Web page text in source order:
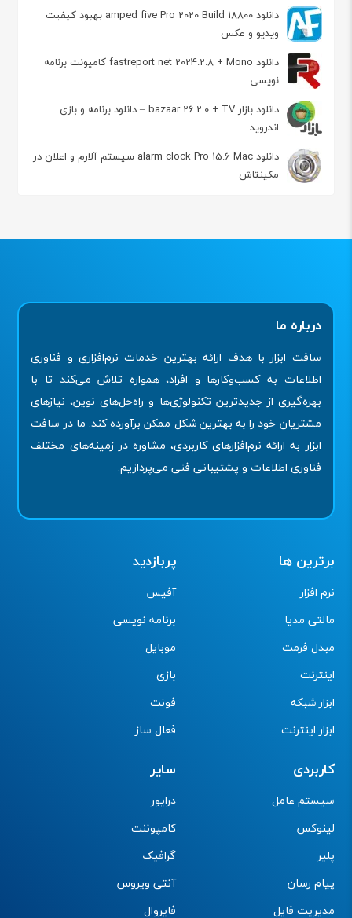
دانلود amped five Pro 2020 Build 18800 بهبود کیفیت
ویدیو و عکس
دانلود fastreport net 2024.2.8 + Mono کامپونت برنامه
نویسی
دانلود بازار bazaar 26.2.0 + TV – دانلود برنامه و بازی
اندروید
دانلود alarm clock Pro 15.6 Mac سیستم آلارم و اعلان در
مکینتاش
درباره ما
سافت ابزار با هدف ارائه بهترین خدمات نرم‌افزاری و فناوری
اطلاعات به کسب‌وکارها و افراد، همواره تلاش می‌کند تا با
بهره‌گیری از جدیدترین تکنولوژی‌ها و راه‌حل‌های نوین، نیازهای
مشتریان خود را به بهترین شکل ممکن برآورده کند. ما در سافت
ابزار به ارائه نرم‌افزارهای کاربردی، مشاوره در زمینه‌های مختلف
فناوری اطلاعات و پشتیبانی فنی می‌پردازیم.
برترین ها
نرم افزار
مالتی مدیا
مبدل فرمت
اینترنت
ابزار شبکه
ابزار اینترنت
پربازدید
آفیس
برنامه نویسی
موبایل
بازی
فونت
فعال ساز
کاربردی
سیستم عامل
لینوکس
پلیر
پیام رسان
مدیریت فایل
سایر
درایور
کامپوننت
گرافیک
آنتی ویروس
فایروال